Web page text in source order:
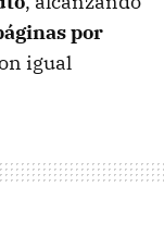
por
igual